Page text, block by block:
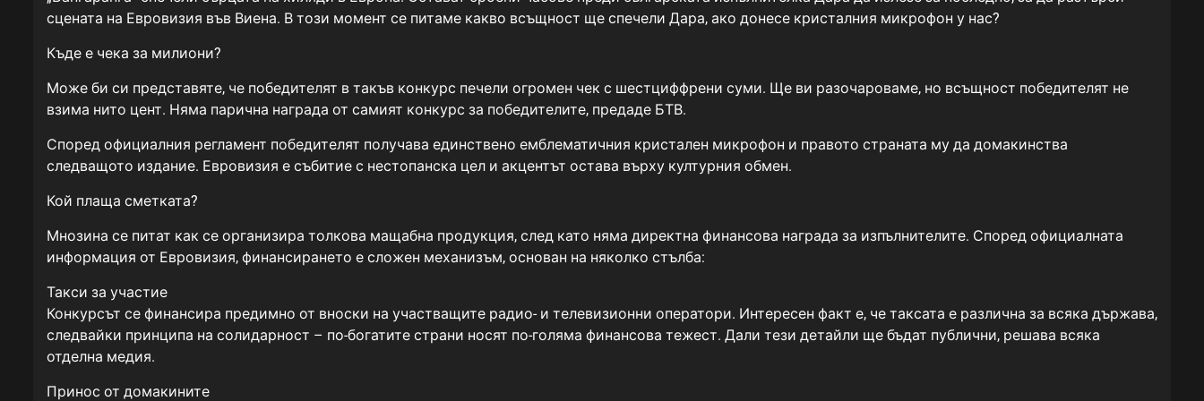
сцената на Евровизия във Виена. В този момент се питаме какво всъщност ще спечели Дара, ако донесе кристалния микрофон у нас?
Къде е чека за милиони?
Може би си представяте, че победителят в такъв конкурс печели огромен чек с шестциффрени суми. Ще ви разочароваме, но всъщност победителят не
взима нито цент. Няма парична награда от самият конкурс за победителите, предаде БТВ.
Според официалния регламент победителят получава единствено емблематичния кристален микрофон и правото страната му да домакинства
следващото издание. Евровизия е събитие с нестопанска цел и акцентът остава върху културния обмен.
Кой плаща сметката?
Мнозина се питат как се организира толкова мащабна продукция, след като няма директна финансова награда за изпълнителите. Според официалната
информация от Евровизия, финансирането е сложен механизъм, основан на няколко стълба:
Такси за участие
Конкурсът се финансира предимно от вноски на участващите радио- и телевизионни оператори. Интересен факт е, че таксата е различна за всяка държава,
следвайки принципа на солидарност – по-богатите страни носят по-голяма финансова тежест. Дали тези детайли ще бъдат публични, решава всяка
отделна медия.
Принос от домакините